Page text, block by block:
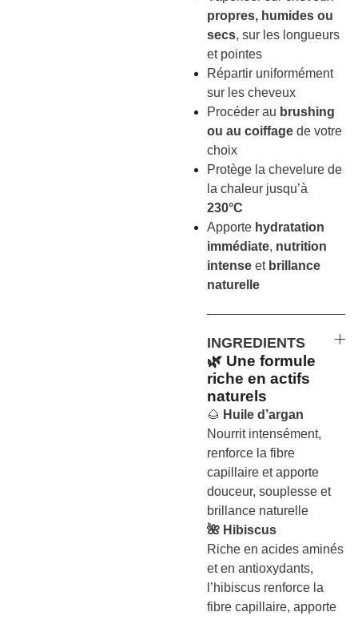
propres, humides ou
secs, sur les longueurs
et pointes
Répartir uniformément
sur les cheveux
Procéder au brushing
ou au coiffage de votre
choix
Protège la chevelure de
la chaleur jusqu’à
230°C
Apporte hydratation
immédiate, nutrition
intense et brillance
naturelle
INGREDIENTS
🌿 Une formule
riche en actifs
naturels
🌰 Huile d’argan
Nourrit intensément,
renforce la fibre
capillaire et apporte
douceur, souplesse et
brillance naturelle
🌺 Hibiscus
Riche en acides aminés
et en antioxydants,
l’hibiscus renforce la
fibre capillaire, apporte